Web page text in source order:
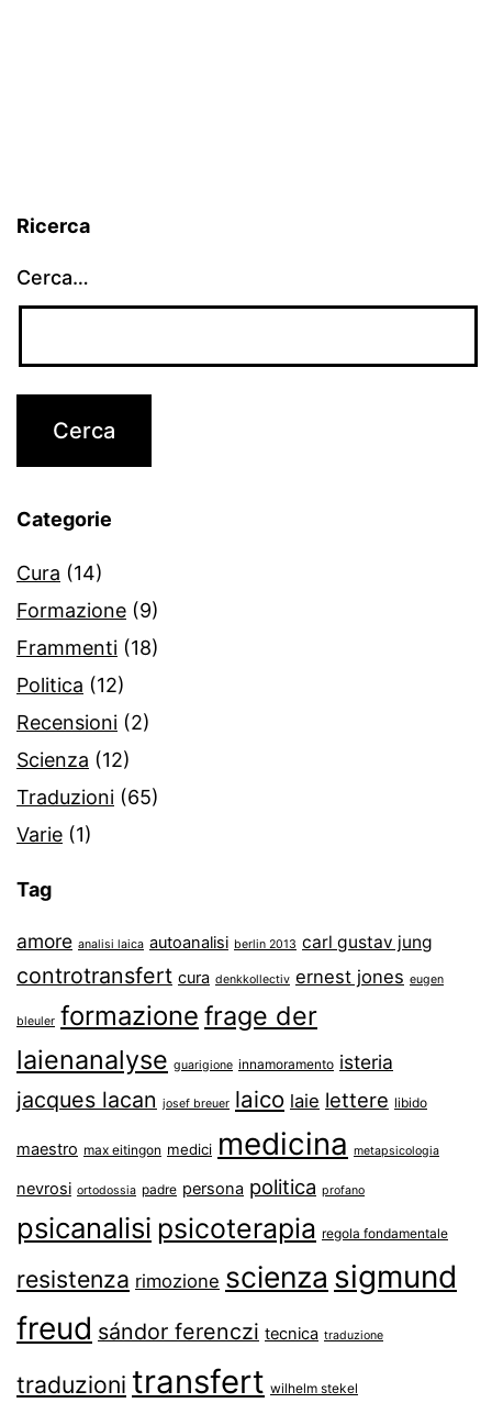
Ricerca
Cerca…
Categorie
Cura (14)
Formazione (9)
Frammenti (18)
Politica (12)
Recensioni (2)
Scienza (12)
Traduzioni (65)
Varie (1)
Tag
amore analisi laica autoanalisi berlin 2013 carl gustav jung
controtransfert cura denkkollectiv ernest jones eugen
bleuler formazione frage der
laienanalyse guarigione innamoramento isteria
jacques lacan josef breuer laico laie lettere libido
maestro max eitingon medici medicina metapsicologia
nevrosi ortodossia padre persona politica profano
psicanalisi psicoterapia regola fondamentale
resistenza rimozione scienza sigmund
freud sándor ferenczi tecnica traduzione
traduzioni transfert wilhelm stekel